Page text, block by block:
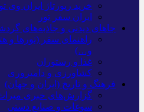
خرید رپورتاژ ایران وی
ایران سفر تور
جاهای دیدنی و جاذبه‌های
راهنمای سفر (تورها و
و…)
غذا و رستوران
کشاورزی و دامپروری
فرهنگ و تاریخ (ایران و جهان)
گزارش‌های خبری
سوغات و صنایع دستی